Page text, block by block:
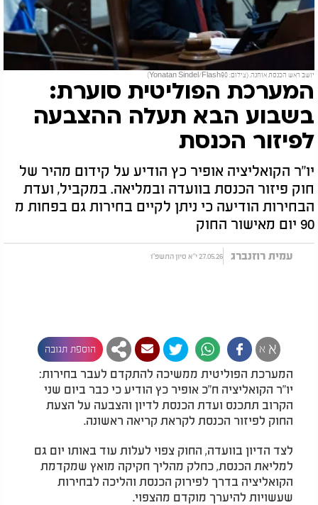
יושב ראש הכנסת אוחנה. (צילום: Yonatan Sindel/Flash90)
המערכת הפוליטית סוערת:
בשבוע הבא תעלה ההצבעה
לפיזור הכנסת
יו"ר הקואליציה אופיר כץ הודיע על קידום מהיר של
חוק פיזור הכנסת בוועדה ובמליאה. במקביל, ועדת
הבחירות הודיעה כי ניתן לקיים בחירות גם בפחות מ
90 יום מאישור החוק
עמית רוזנברג 27.05.26 י"א סיון התשפ"ו
א א הוספת תגובה
המערכת הפוליטית ממשיכה להתקדם לעבר בחירות:
יו"ר הקואליציה ח"כ אופיר כץ הודיע כי כבר ביום שני
הקרוב תתכנס ועדת הכנסת לדיון והצבעה על הצעת
החוק לפיזור הכנסת לקראת קריאה ראשונה.
לצד הדיון בוועדה, החוק צפוי לעלות עוד באותו יום גם
למליאת הכנסת, כחלק מהליך חקיקה מואץ שמקדמת
הקואליציה בדרך לפירוק הכנסת והליכה לבחירות
שעשויות להיערך מוקדם מהצפוי.